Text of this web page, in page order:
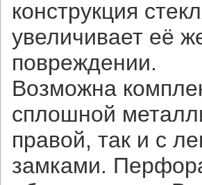
конструкция
увеличивает её
повреждении.
Возможна
сплошной
правой, так и с
замками.